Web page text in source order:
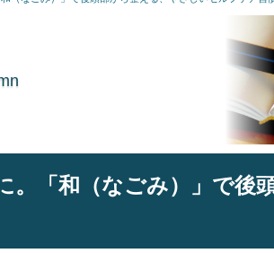
。「和（なごみ）」で後